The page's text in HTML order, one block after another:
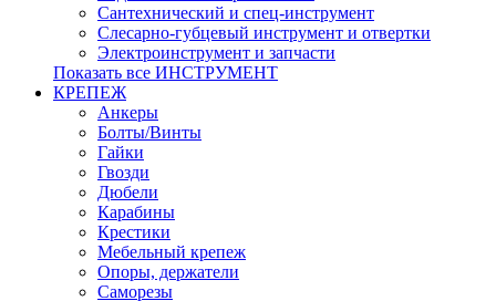
Сантехнический и спец-инструмент
Слесарно-губцевый инструмент и отвертки
Электроинструмент и запчасти
Показать все ИНСТРУМЕНТ
КРЕПЕЖ
Анкеры
Болты/Винты
Гайки
Гвозди
Дюбели
Карабины
Крестики
Мебельный крепеж
Опоры, держатели
Саморезы